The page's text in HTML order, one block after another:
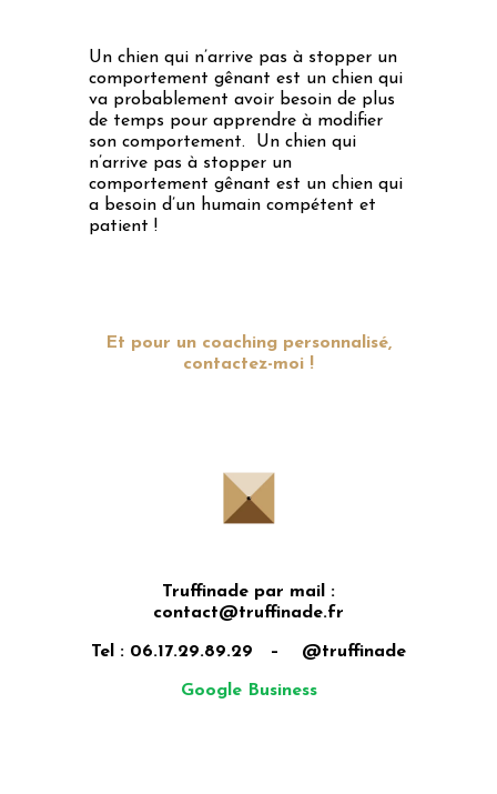
Un chien qui n’arrive pas à stopper un
comportement gênant est un chien qui
va probablement avoir besoin de plus
de temps pour apprendre à modifier
son comportement. Un chien qui
n’arrive pas à stopper un
comportement gênant est un chien qui
a besoin d’un humain compétent et
patient !
Et pour un coaching personnalisé,
contactez-moi !
Truffinade par mail :
contact@truffinade.fr
Tel : 06.17.29.89.29 – @truffinade
Google Business